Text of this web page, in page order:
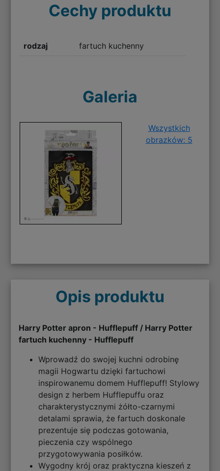
Cechy produktu
rodzaj fartuch kuchenny
Galeria
Wszystkich
obrazków: 5
Opis produktu
Harry Potter apron - Hufflepuff / Harry Potter
fartuch kuchenny - Hufflepuff
Wprowadź do swojej kuchni odrobinę
magii Hogwartu dzięki fartuchowi
inspirowanemu domem Hufflepuff! Stylowy
design z herbem Hufflepuffu oraz
charakterystycznymi żółto-czarnymi
detalami sprawia, że fartuch doskonale
prezentuje się podczas gotowania,
pieczenia czy wspólnego
przygotowywania posiłków.
Wygodny krój oraz praktyczna kieszeń z